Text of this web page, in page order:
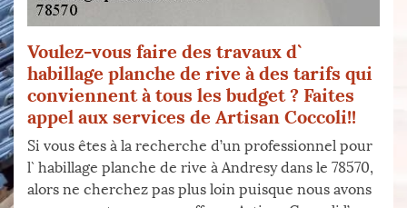
Voulez-vous faire des travaux d`
habillage planche de rive à des tarifs qui
conviennent à tous les budget ? Faites
appel aux services de Artisan Coccoli!!
Si vous êtes à la recherche d’un professionnel pour
l` habillage planche de rive à Andresy dans le 78570,
alors ne cherchez pas plus loin puisque nous avons